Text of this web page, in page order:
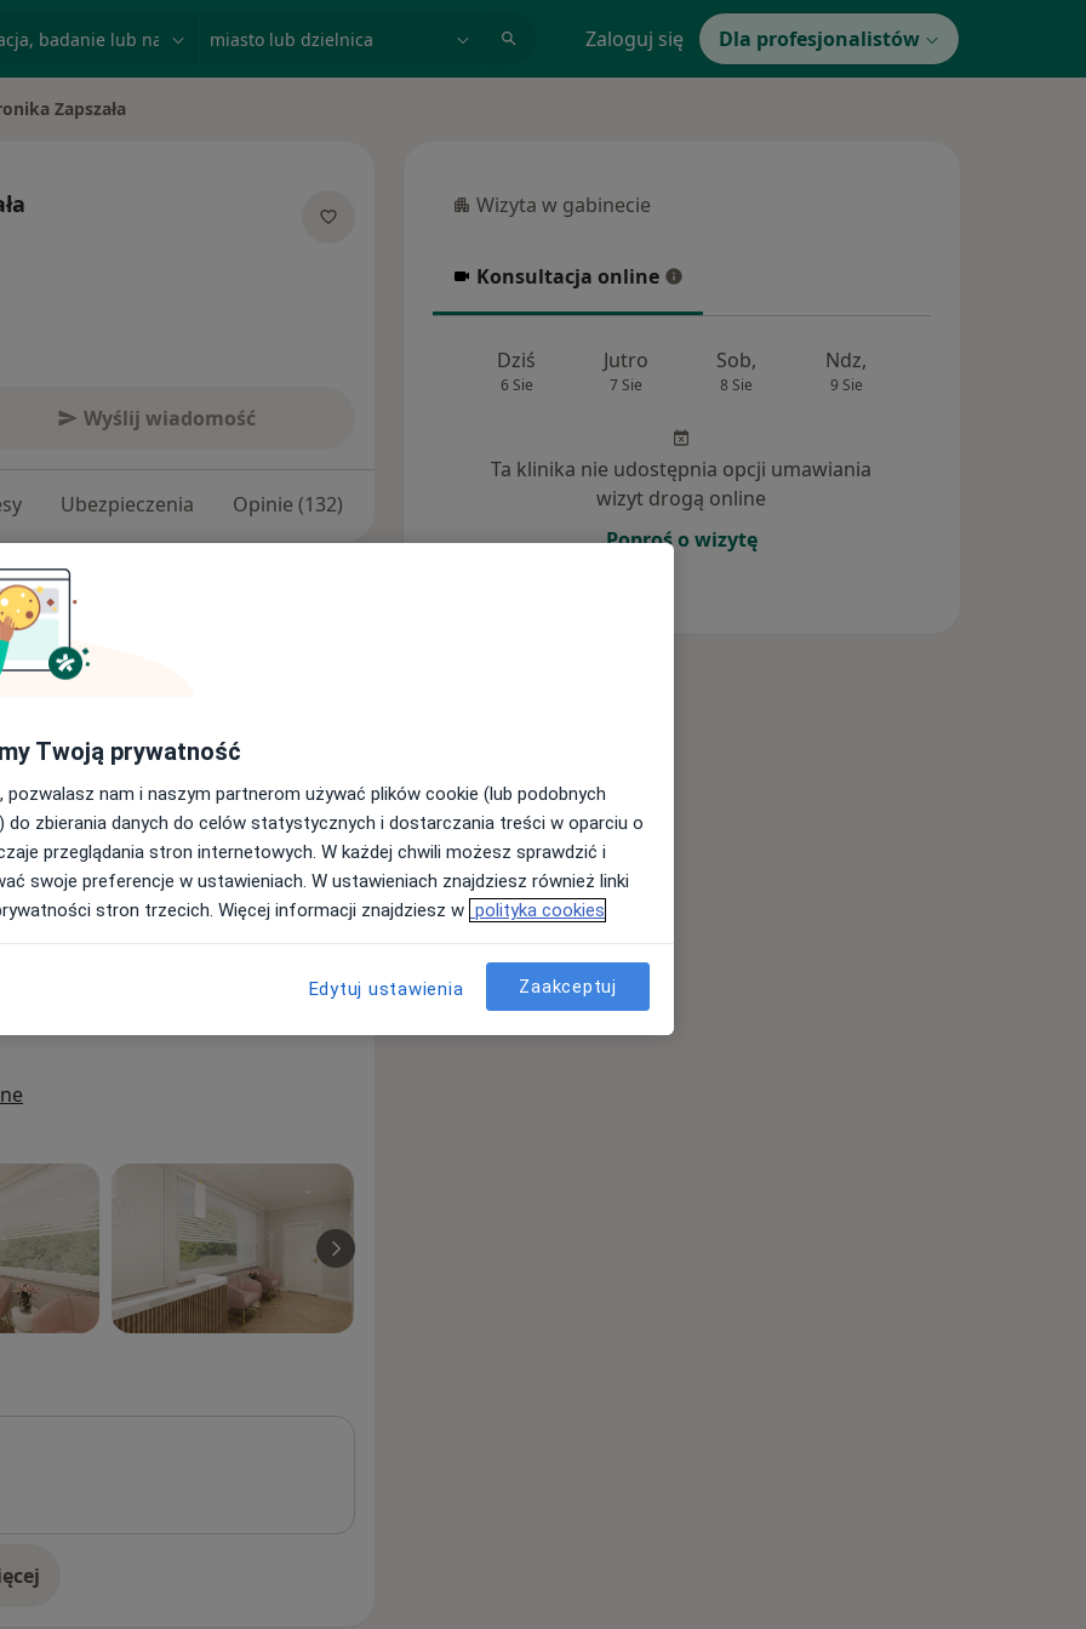
Zaloguj się Dla profesjonalistów
Zapszała
Wyślij wiadomość
Ubezpieczenia Opinie (132)
uzależniającym ( BDZ-
w Bydgoszczy Uniwersytetu
zakończonych studiach odbyłam
Toruniu a następnie rozpoczęłam
Psychiatrii w Szpitalu
Egzamin specjalizacyjny
dzięki pracy z pacjentami w
Przychodni Zdrowia
poprzez udział w szkoleniach
psychiatrii.
oraz optymalizacji postępowania
skompletowania i
dokumentacji medycznej do
szpitalnego, opisów wyników
a także przygotowania listy
niepsychiatrycznych oraz informacji
przeszłości. Dokumentacje można
na portalu.
Wizyta w gabinecie
Wizyta w gabinecie
Konsultacja online
Konsultacja online
Dziś
6 Sie
Jutro
7 Sie
Sob,
8 Sie
Ndz,
9 Sie
Ta klinika nie udostępnia opcji umawiania
wizyt drogą online
Poproś o wizytę
Twoją prywatność
pozwalasz nam i naszym partnerom używać plików cookie (lub podobnych
do zbierania danych do celów statystycznych i dostarczania treści w oparciu o
przeglądania stron internetowych. W każdej chwili możesz sprawdzić i
swoje preferencje w ustawieniach. W ustawieniach znajdziesz również linki
stron trzecich. Więcej informacji znajdziesz w polityka cookies
Edytuj ustawienia Zaakceptuj